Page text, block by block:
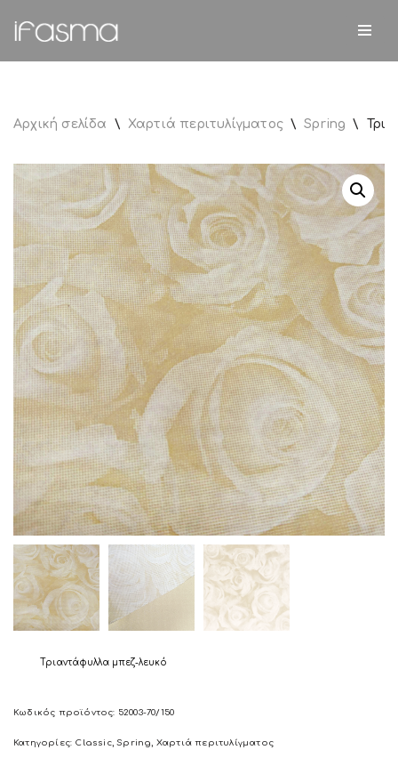
Μεταπηδήστε
στο
Αρχική σελίδα \ Χαρτιά περιτυλίγματος \ Spring \
Τριαντάφυλλα μπεζ-λευκό
Κωδικός προϊόντος: 52003-70/150
Κατηγορίες: Classic,Spring Χαρτιά περιτυλίγματος